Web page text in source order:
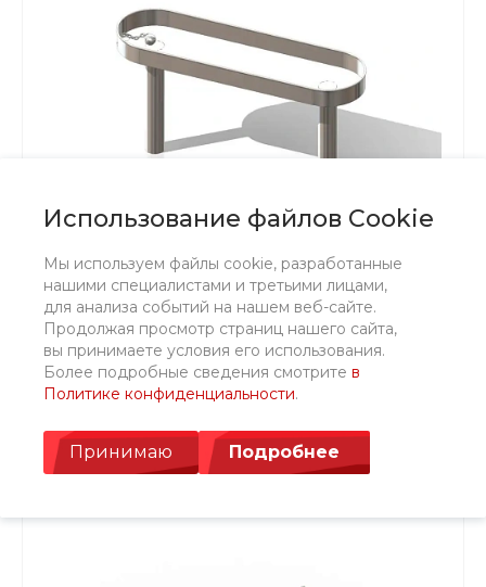
Использование файлов Cookie
Мы используем файлы cookie, разработанные
нашими специалистами и третьими лицами,
для анализа событий на нашем веб-сайте.
Продолжая просмотр страниц нашего сайта,
вы принимаете условия его использования.
Более подробные сведения смотрите в
Политике конфиденциальности.
Принимаю Подробнее
Водный накопитель 2